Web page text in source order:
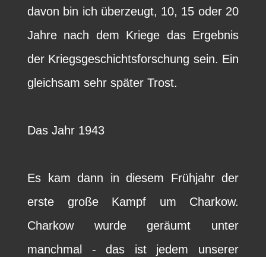
davon bin ich überzeugt, 10, 15 oder 20
Jahre nach dem Kriege das Ergebnis
der Kriegsgeschichtsforschung sein. Ein
gleichsam sehr später Trost.
Das Jahr 1943
Es kam dann in diesem Frühjahr der
erste große Kampf um Charkow.
Charkow wurde geräumt unter
manchmal - das ist jedem unserer